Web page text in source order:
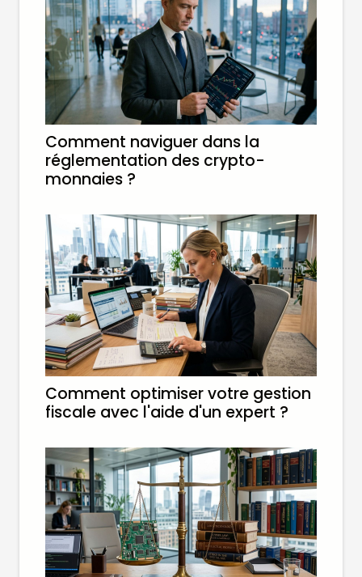
Comment naviguer dans la
réglementation des crypto-
monnaies ?
Comment optimiser votre gestion
fiscale avec l'aide d'un expert ?